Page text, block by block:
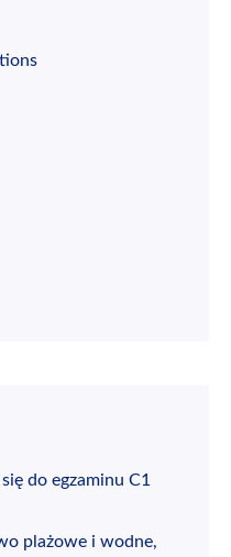
do egzaminu C1
plażowe i wodne,